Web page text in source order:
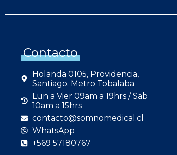
Contacto
Holanda 0105, Providencia,
Santiago. Metro Tobalaba
Lun a Vier 09am a 19hrs / Sab
10am a 15hrs
contacto@somnomedical.cl
WhatsApp
+569 57180767